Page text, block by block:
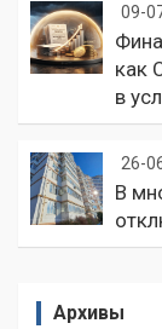
09-
как
в
26-
В
Архивы